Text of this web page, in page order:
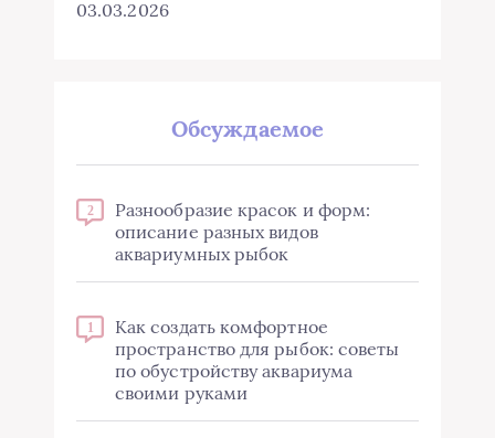
03.03.2026
Обсуждаемое
2
Разнообразие красок и форм:
описание разных видов
аквариумных рыбок
1
Как создать комфортное
пространство для рыбок: советы
по обустройству аквариума
своими руками